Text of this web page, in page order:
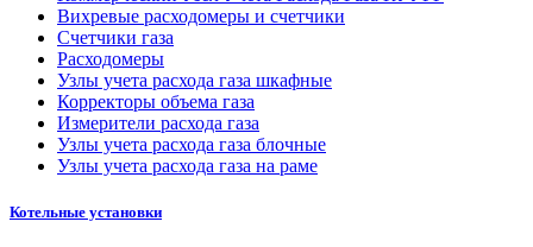
Вихревые расходомеры и счетчики
Счетчики газа
Расходомеры
Узлы учета расхода газа шкафные
Корректоры объема газа
Измерители расхода газа
Узлы учета расхода газа блочные
Узлы учета расхода газа на раме
Котельные установки